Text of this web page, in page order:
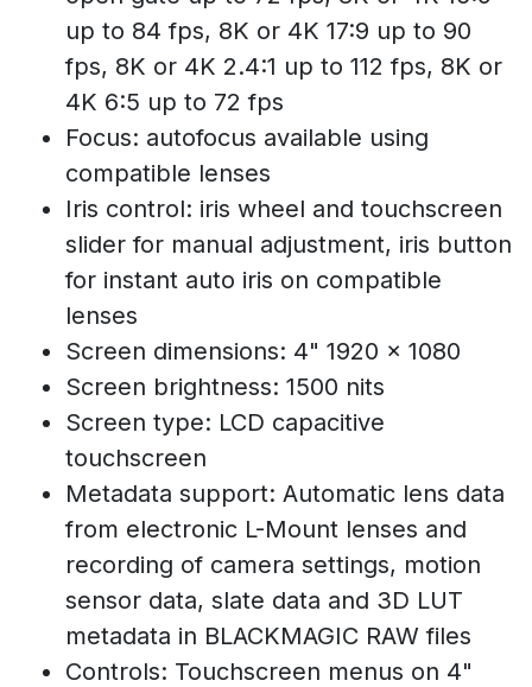
up to 84 fps, 8K or 4K 17:9 up to 90
fps, 8K or 4K 2.4:1 up to 112 fps, 8K or
4K 6:5 up to 72 fps
Focus: autofocus available using
compatible lenses
Iris control: iris wheel and touchscreen
slider for manual adjustment, iris button
for instant auto iris on compatible
lenses
Screen dimensions: 4" 1920 x 1080
Screen brightness: 1500 nits
Screen type: LCD capacitive
touchscreen
Metadata support: Automatic lens data
from electronic L-Mount lenses and
recording of camera settings, motion
sensor data, slate data and 3D LUT
metadata in BLACKMAGIC RAW files
Controls: Touchscreen menus on 4"